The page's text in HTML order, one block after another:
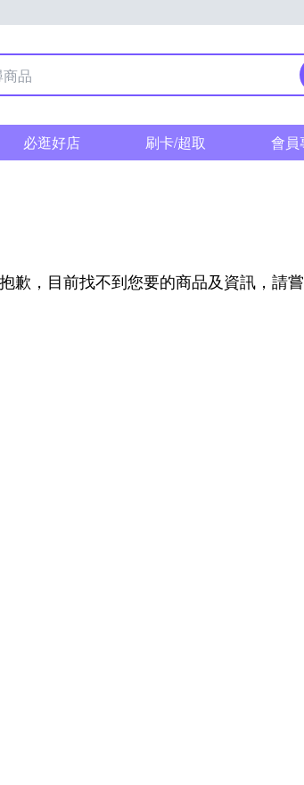
必逛好店 刷卡/超取 會員
歉，目前找不到您要的商品及資訊，請